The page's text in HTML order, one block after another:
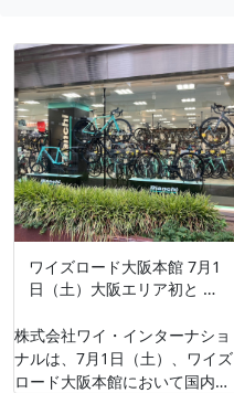
ワイズロード大阪本館 7月1
日（土）大阪エリア初と …
株式会社ワイ・インターナショ
ナルは、7月1日（土）、ワイズ
ロード大阪本館において国内で7